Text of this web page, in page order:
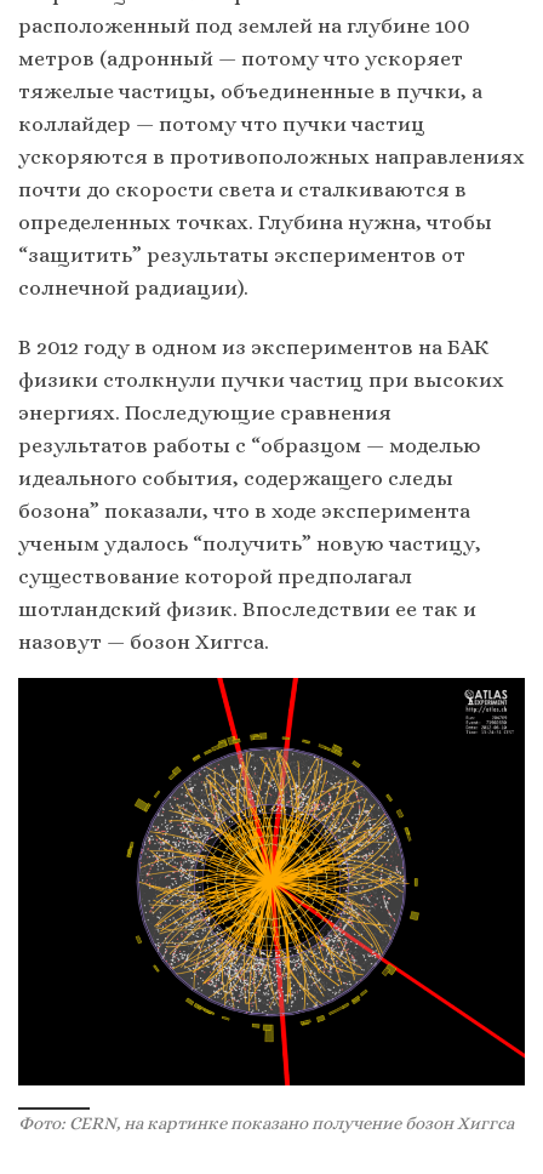
расположенный под землей на глубине 100
метров (адронный — потому что ускоряет
тяжелые частицы, объединенные в пучки, а
коллайдер — потому что пучки частиц
ускоряются в противоположных направлениях
почти до скорости света и сталкиваются в
определенных точках. Глубина нужна, чтобы
“защитить” результаты экспериментов от
солнечной радиации).
В 2012 году в одном из экспериментов на БАК
физики столкнули пучки частиц при высоких
энергиях. Последующие сравнения
результатов работы с “образцом — моделью
идеального события, содержащего следы
бозона” показали, что в ходе эксперимента
ученым удалось “получить” новую частицу,
существование которой предполагал
шотландский физик. Впоследствии ее так и
назовут — бозон Хиггса.
Фото: CERN, на картинке показано получение бозон Хиггса